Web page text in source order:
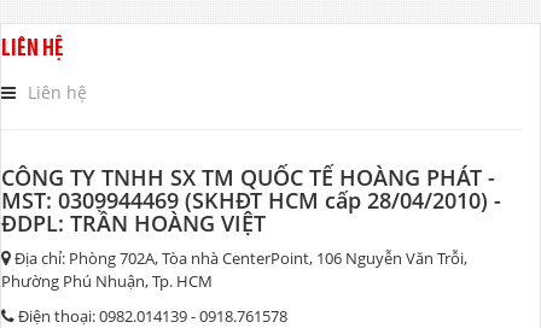
DẦU NHỚT THỦY LỰC CAO CẤP
DẦU NHỚT HỘP SỐ
LIÊN HỆ
Liên hệ
CÔNG TY TNHH SX TM QUỐC TẾ HOÀNG PHÁT -
MST: 0309944469 (SKHĐT HCM cấp 28/04/2010) -
ĐDPL: TRẦN HOÀNG VIỆT
Địa chỉ: Phòng 702A, Tòa nhà CenterPoint, 106 Nguyễn Văn Trỗi,
Phường Phú Nhuận, Tp. HCM
Điện thoại: 0982.014139 - 0918.761578